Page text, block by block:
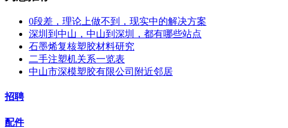
0段差，理论上做不到，现实中的解决方案
深圳到中山，中山到深圳，都有哪些站点
石墨烯复核塑胶材料研究
二手注塑机关系一览表
中山市深模塑胶有限公司附近邻居
招聘
配件